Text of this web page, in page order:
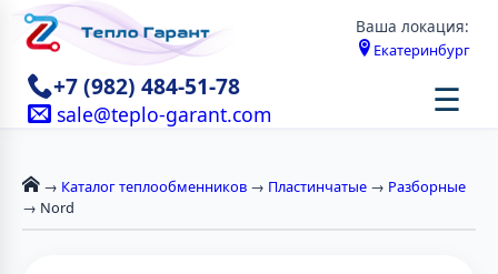
Ваша локация:
Екатеринбург
+7 (982) 484-51-78
sale@teplo-garant.com ☰
→ Каталог теплообменников → Пластинчатые → Разборные
→ Nord